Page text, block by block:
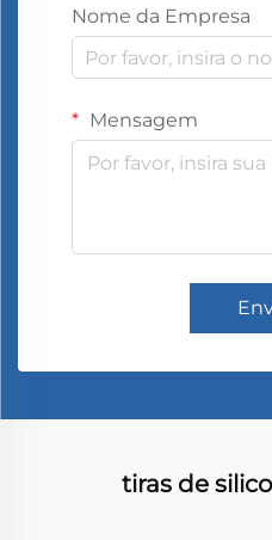
Nome da Empresa
Mensagem
tiras de